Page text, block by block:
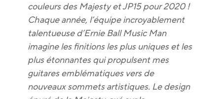
couleurs des Majesty et JP15 pour 2020 !
Chaque année, l’équipe incroyablement
talentueuse d’Ernie Ball Music Man
imagine les finitions les plus uniques et les
plus étonnantes qui propulsent mes
guitares emblématiques vers de
nouveaux sommets artistiques. Le design